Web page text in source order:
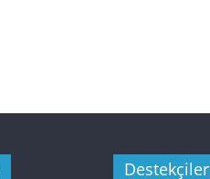
Destekçiler